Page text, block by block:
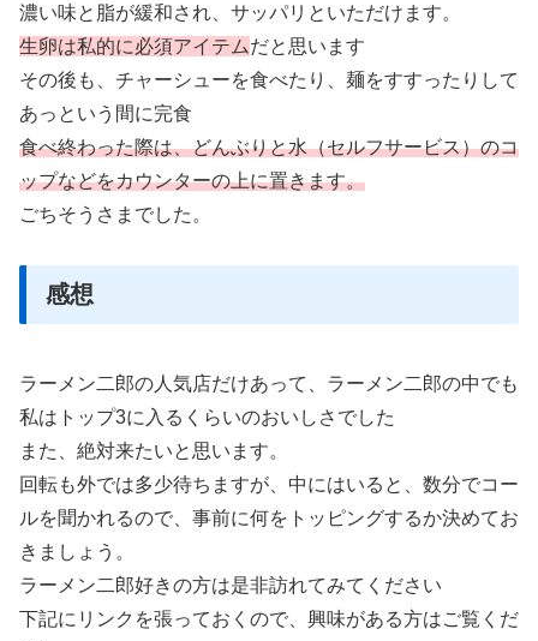
濃い味と脂が緩和され、サッパリといただけます。
生卵は私的に必須アイテムだと思います
その後も、チャーシューを食べたり、麺をすすったりして
あっという間に完食
食べ終わった際は、どんぶりと水（セルフサービス）のコ
ップなどをカウンターの上に置きます。
ごちそうさまでした。
感想
ラーメン二郎の人気店だけあって、ラーメン二郎の中でも
私はトップ3に入るくらいのおいしさでした
また、絶対来たいと思います。
回転も外では多少待ちますが、中にはいると、数分でコー
ルを聞かれるので、事前に何をトッピングするか決めてお
きましょう。
ラーメン二郎好きの方は是非訪れてみてください
下記にリンクを張っておくので、興味がある方はご覧くだ